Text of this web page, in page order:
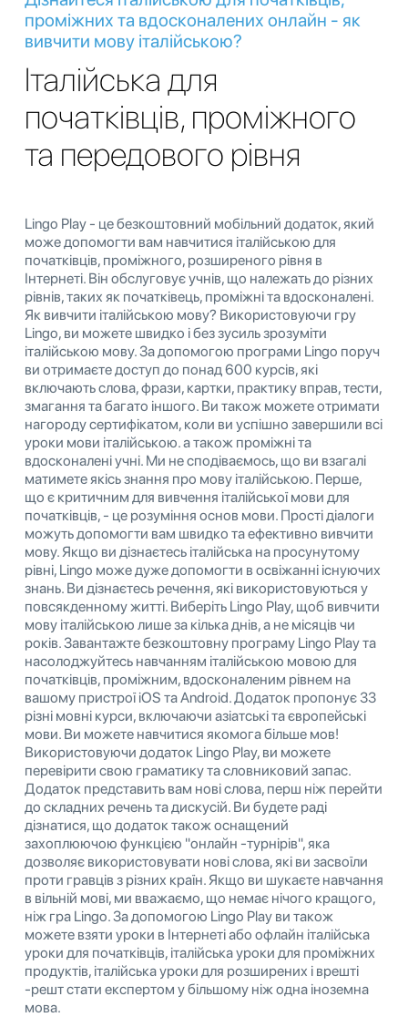
проміжних та вдосконалених онлайн - як
вивчити мову італійською?
Італійська для
початківців, проміжного
та передового рівня
Lingo Play - це безкоштовний мобільний додаток, який
може допомогти вам навчитися італійською для
початківців, проміжного, розширеного рівня в
Інтернеті. Він обслуговує учнів, що належать до різних
рівнів, таких як початківець, проміжні та вдосконалені.
Як вивчити італійською мову? Використовуючи гру
Lingo, ви можете швидко і без зусиль зрозуміти
італійською мову. За допомогою програми Lingo поруч
ви отримаєте доступ до понад 600 курсів, які
включають слова, фрази, картки, практику вправ, тести,
змагання та багато іншого. Ви також можете отримати
нагороду сертифікатом, коли ви успішно завершили всі
уроки мови італійською. а також проміжні та
вдосконалені учні. Ми не сподіваємось, що ви взагалі
матимете якісь знання про мову італійською. Перше,
що є критичним для вивчення італійської мови для
початківців, - це розуміння основ мови. Прості діалоги
можуть допомогти вам швидко та ефективно вивчити
мову. Якщо ви дізнаєтесь італійська на просунутому
рівні, Lingo може дуже допомогти в освіжанні існуючих
знань. Ви дізнаєтесь речення, які використовуються у
повсякденному житті. Виберіть Lingo Play, щоб вивчити
мову італійською лише за кілька днів, а не місяців чи
років. Завантажте безкоштовну програму Lingo Play та
насолоджуйтесь навчанням італійською мовою для
початківців, проміжним, вдосконаленим рівнем на
вашому пристрої iOS та Android. Додаток пропонує 33
різні мовні курси, включаючи азіатські та європейські
мови. Ви можете навчитися якомога більше мов!
Використовуючи додаток Lingo Play, ви можете
перевірити свою граматику та словниковий запас.
Додаток представить вам нові слова, перш ніж перейти
до складних речень та дискусій. Ви будете раді
дізнатися, що додаток також оснащений
захоплюючою функцією "онлайн -турнірів", яка
дозволяє використовувати нові слова, які ви засвоїли
проти гравців з різних країн. Якщо ви шукаєте навчання
в вільній мові, ми вважаємо, що немає нічого кращого,
ніж гра Lingo. За допомогою Lingo Play ви також
можете взяти уроки в Інтернеті або офлайн італійська
уроки для початківців, італійська уроки для проміжних
продуктів, італійська уроки для розширених і врешті
-решт стати експертом у більшому ніж одна іноземна
мова.